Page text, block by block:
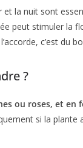
la nuit sont
peut stimuler la
c’est du
?
ou roses, et en
si la plante